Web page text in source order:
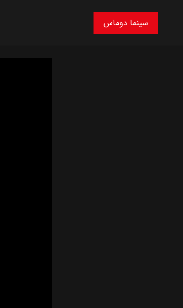
سینما دوماس